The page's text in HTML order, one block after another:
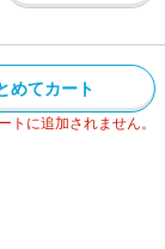
めてカート
に追加されません。